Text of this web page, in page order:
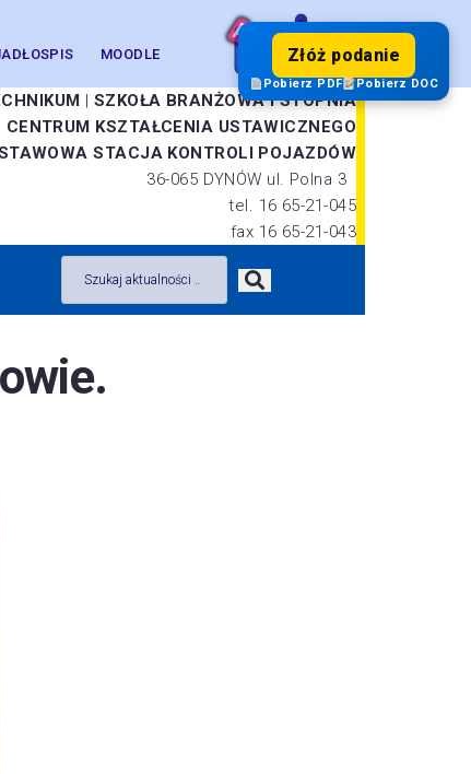
Złóż podanie
Pobierz PDF Pobierz DOC
MOODLE
| SZKOŁA BRANŻOWA I STOPNIA
CENTRUM KSZTAŁCENIA USTAWICZNEGO
STACJA KONTROLI POJAZDÓW
36-065 DYNÓW ul. Polna 3
tel. 16 65-21-045
fax 16 65-21-043